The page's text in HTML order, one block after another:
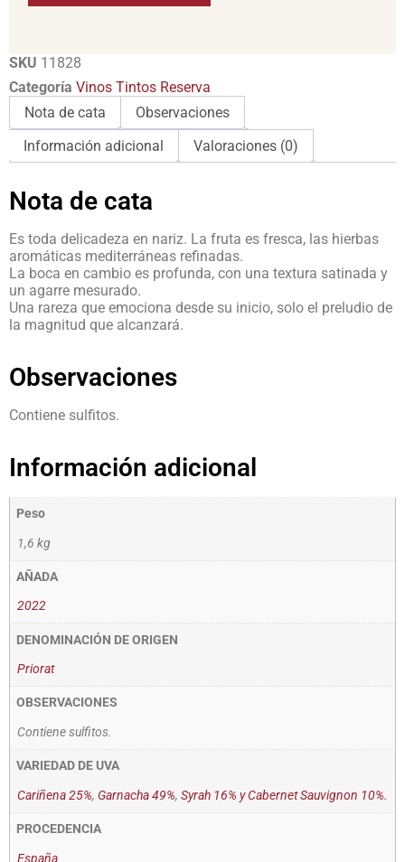
SKU 11828
Categoría Vinos Tintos Reserva
Nota de cata
Observaciones
Información adicional
Valoraciones (0)
Nota de cata
Es toda delicadeza en nariz. La fruta es fresca, las hierbas
aromáticas mediterráneas refinadas.
La boca en cambio es profunda, con una textura satinada y
un agarre mesurado.
Una rareza que emociona desde su inicio, solo el preludio de
la magnitud que alcanzará.
Observaciones
Contiene sulfitos.
Información adicional
Peso
1,6 kg
AÑADA
2022
DENOMINACIÓN DE ORIGEN
Priorat
OBSERVACIONES
Contiene sulfitos.
VARIEDAD DE UVA
Cariñena 25%, Garnacha 49%, Syrah 16% y Cabernet Sauvignon 10%.
PROCEDENCIA
España